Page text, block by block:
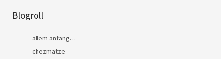
Blogroll
allem anfang…
chezmatze